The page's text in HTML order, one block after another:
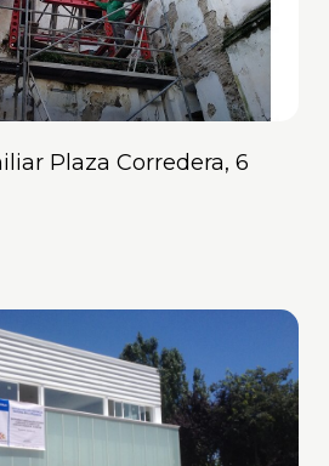
Plaza Corredera, 6